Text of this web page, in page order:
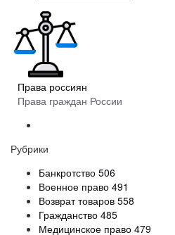
Права россиян
Права граждан России
Рубрики
Банкротство 506
Военное право 491
Возврат товаров 558
Гражданство 485
Медицинское право 479